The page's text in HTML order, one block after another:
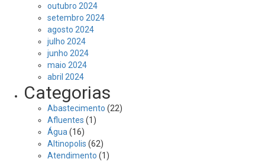
outubro 2024
setembro 2024
agosto 2024
julho 2024
junho 2024
maio 2024
abril 2024
Categorias
Abastecimento (22)
Afluentes (1)
Água(16)
Altinopolis (62)
Atendimento (1)